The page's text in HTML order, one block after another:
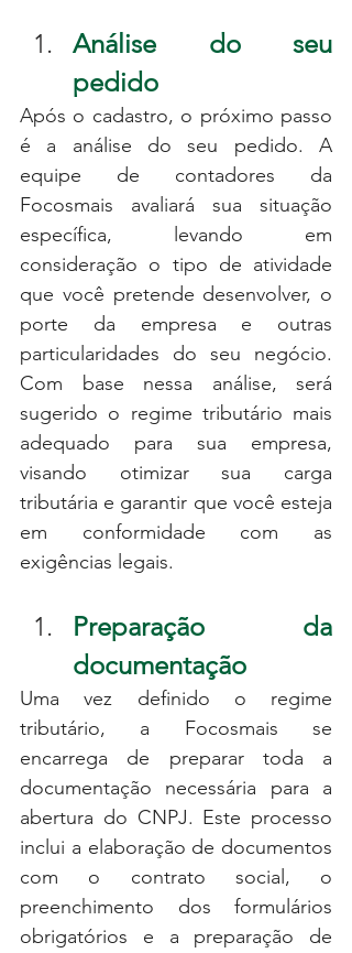
Análise do seu
pedido
Após o cadastro, o próximo passo
é a análise do seu pedido. A
equipe de contadores da
Focosmais avaliará sua situação
específica, levando em
consideração o tipo de atividade
que você pretende desenvolver, o
porte da empresa e outras
particularidades do seu negócio.
Com base nessa análise, será
sugerido o regime tributário mais
adequado para sua empresa,
visando otimizar sua carga
tributária e garantir que você esteja
em conformidade com as
exigências legais.
Preparação da
documentação
Uma vez definido o regime
tributário, a Focosmais se
encarrega de preparar toda a
documentação necessária para a
abertura do CNPJ. Este processo
inclui a elaboração de documentos
com o contrato social, o
preenchimento dos formulários
obrigatórios e a preparação de